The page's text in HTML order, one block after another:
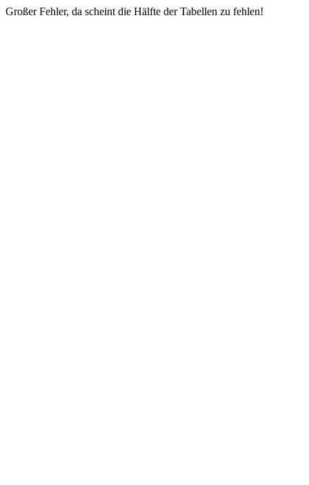
Großer Fehler, da scheint die Hälfte der Tabellen zu fehlen!